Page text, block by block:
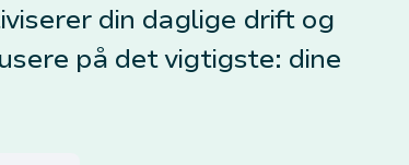
din daglige drift og
på det vigtigste: dine